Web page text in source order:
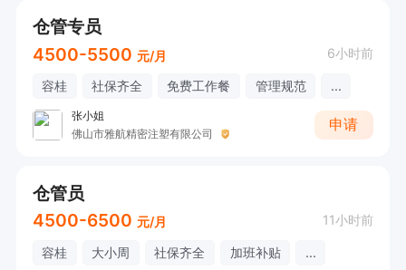
仓管专员
4500-5500 元/月 6小时前
容桂 社保齐全 免费工作餐 管理规范 ...
张小姐
佛山市雅航精密注塑有限公司
申请
仓管员
4500-6500 元/月 11小时前
容桂 大小周 社保齐全 加班补贴 ...